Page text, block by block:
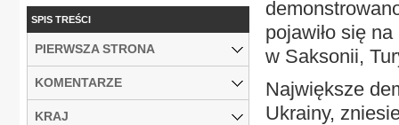
pojawiło się
w Saksonii,
Największe
Ukrainy,
SPIS TREŚCI
PIERWSZA STRONA
KOMENTARZE
KRAJ